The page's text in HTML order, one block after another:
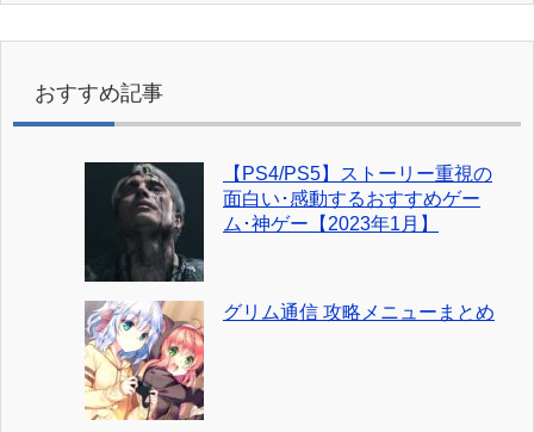
おすすめ記事
【PS4/PS5】ストーリー重視の
面白い･感動するおすすめゲー
ム･神ゲー【2023年1月】
グリム通信 攻略メニューまとめ